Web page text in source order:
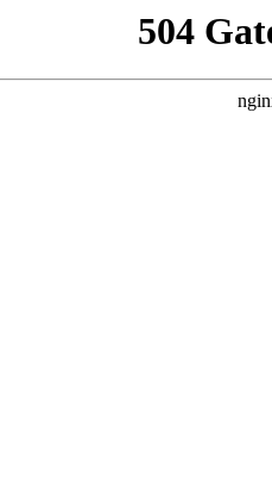
504